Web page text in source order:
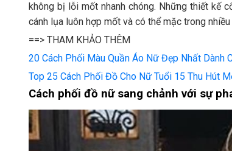
không bị lỗi mốt nhanh chóng. Những thiết kế
cánh lụa luôn hợp mốt và có thể mặc trong
==> THAM KHẢO THÊM
20 Cách Phối Màu Quần Áo Nữ Đẹp Nhất Dành
Top 25 Cách Phối Đồ Cho Nữ Tuổi 15 Thu Hút
Cách phối đồ nữ sang chảnh với sự